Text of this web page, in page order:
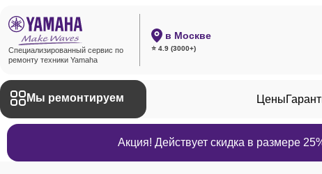
Специализированный сервис по
ремонту техники Yamaha
в Москве
⭐ 4.9 (3000+)
Мы ремонтируем Цены
Акция! Действует скидка в размере